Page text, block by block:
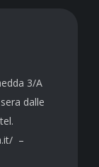
3/A
dalle
–